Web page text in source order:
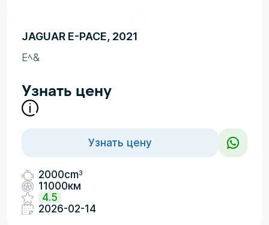
JAGUAR E-PACE, 2021
Eﾍ&
Узнать цену
Узнать цену
2000cm3
11000км
4.5
2026-02-14